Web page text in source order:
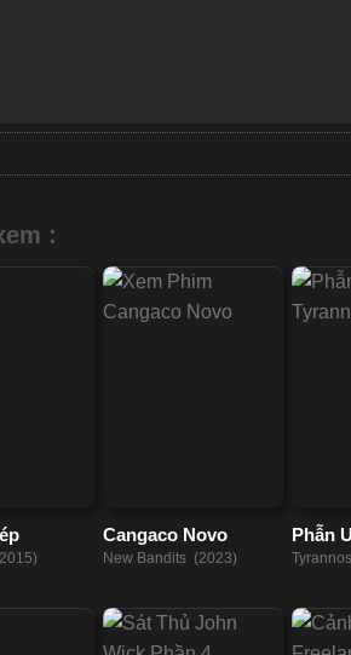
:
Cangaco Novo
New Bandits (2023)
Phẫn